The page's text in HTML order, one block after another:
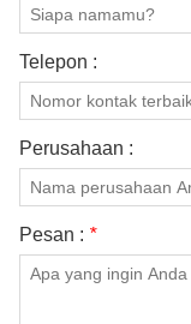
Telepon :
Perusahaan :
Pesan : *